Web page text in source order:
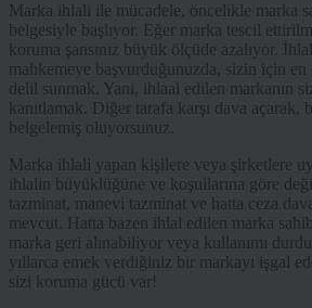
Marka ihlali ile mücadele, öncelikle marka
belgesiyle başlıyor. Eğer marka tescil
koruma şansınız büyük ölçüde azalıyor.
mahkemeye başvurduğunuzda, sizin için en
delil sunmak. Yani, ihlaal edilen markanın
kanıtlamak. Diğer tarafa karşı dava açarak,
belgelemiş oluyorsunuz.
Marka ihlali yapan kişilere veya şirketlere
ihlalin büyüklüğüne ve koşullarına göre
tazminat, manevi tazminat ve hatta ceza
mevcut. Hatta bazen ihlal edilen marka
marka geri alınabiliyor veya kullanımı
yıllarca emek verdiğiniz bir markayı işgal
sizi koruma gücü var!